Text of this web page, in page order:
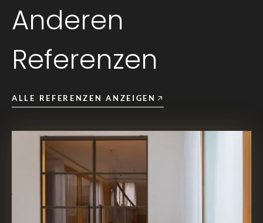
VORIGE
VOLGENDE
Anderen
Referenzen
ALLE REFERENZEN ANZEIGEN